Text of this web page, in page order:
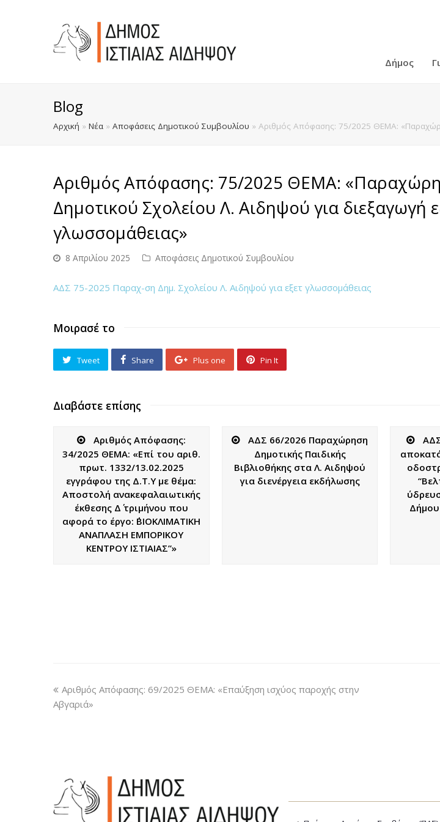
Δήμος
Blog
Αρχική » Νέα » Αποφάσεις Δημοτικού Συμβουλίου » Αριθμός Απόφασης: 75/2025 ΘΕΜΑ:
Αριθμός Απόφασης: 75/2025 ΘΕΜΑ:
Δημοτικού Σχολείου Λ. Αιδηψού για διεξαγωγή
γλωσσομάθειας»
8 Απριλίου 2025 Αποφάσεις Δημοτικού Συμβουλίου
ΑΔΣ 75-2025 Παραχ-ση Δημ. Σχολείου Λ. Αιδηψού για εξετ γλωσσομάθειας
Μοιρασέ το
Tweet Share Plus one Pin It
Διαβάστε επίσης
Αριθμός Απόφασης:
34/2025 ΘΕΜΑ: «Επί του αριθ.
πρωτ. 1332/13.02.2025
εγγράφου της Δ.Τ.Υ με θέμα:
Αποστολή ανακεφαλαιωτικής
έκθεσης Δ΄ τριμήνου που
αφορά το έργο: ΄΄ΒΙΟΚΛΙΜΑΤΙΚΗ
ΑΝΑΠΛΑΣΗ ΕΜΠΟΡΙΚΟΥ
ΚΕΝΤΡΟΥ ΙΣΤΙΑΙΑΣ”»
ΑΔΣ 66/2026 Παραχώρηση
Δημοτικής Παιδικής
Βιβλιοθήκης στα Λ. Αιδηψού
για διενέργεια εκδήλωσης
Δήμου
Αριθμός Απόφασης: 69/2025 ΘΕΜΑ: «Επαύξηση ισχύος παροχής στην
Αβγαριά»